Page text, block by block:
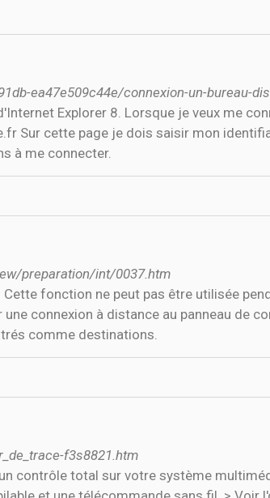
ea47e509c44e/connexion-un-bureau-
Explorer 8. Lorsque je veux me
Sur cette page je dois saisir mon
à me connecter.
preparation/int/0037.htm
fonction ne peut pas être utilisée
connexion à distance au panneau de
comme destinations.
f3s8821.htm
contrôle total sur votre système